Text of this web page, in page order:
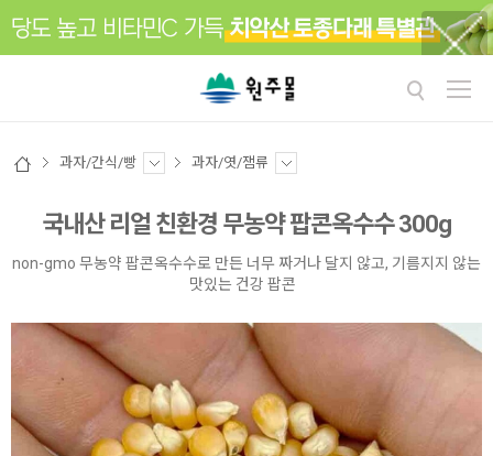
과자/간식/빵 과자/엿/잼류
국내산 리얼 친환경 무농약 팝콘옥수수 300g
non-gmo 무농약 팝콘옥수수로 만든 너무 짜거나 달지 않고, 기름지지 않는
맛있는 건강 팝콘